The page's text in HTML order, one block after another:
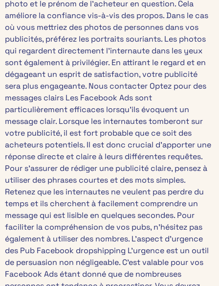
photo et le prénom de l’acheteur en question. Cela
améliore la confiance vis-à-vis des propos. Dans le cas
où vous mettriez des photos de personnes dans vos
publicités, préférez les portraits souriants. Les photos
qui regardent directement l’internaute dans les yeux
sont également à privilégier. En attirant le regard et en
dégageant un esprit de satisfaction, votre publicité
sera plus engageante. Nous contacter Optez pour des
messages clairs Les Facebook Ads sont
particulièrement efficaces lorsqu’ils évoquent un
message clair. Lorsque les internautes tomberont sur
votre publicité, il est fort probable que ce soit des
acheteurs potentiels. Il est donc crucial d’apporter une
réponse directe et claire à leurs différentes requêtes.
Pour s’assurer de rédiger une publicité claire, pensez à
utiliser des phrases courtes et des mots simples.
Retenez que les internautes ne veulent pas perdre du
temps et ils cherchent à facilement comprendre un
message qui est lisible en quelques secondes. Pour
faciliter la compréhension de vos pubs, n’hésitez pas
également à utiliser des nombres. L’aspect d’urgence
des Pub Facebook dropshipping L’urgence est un outil
de persuasion non négligeable. C’est valable pour vos
Facebook Ads étant donné que de nombreuses